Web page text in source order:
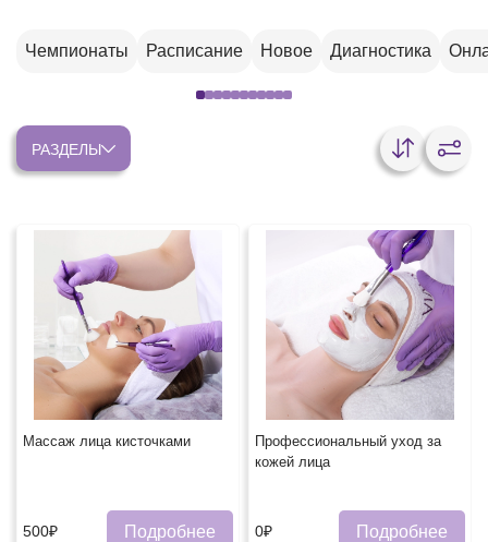
Чемпионаты Расписание Новое Диагностика
РАЗДЕЛЫ
Массаж лица кисточками
500₽ Подробнее
Профессиональный уход за
кожей лица
0₽ Подробнее